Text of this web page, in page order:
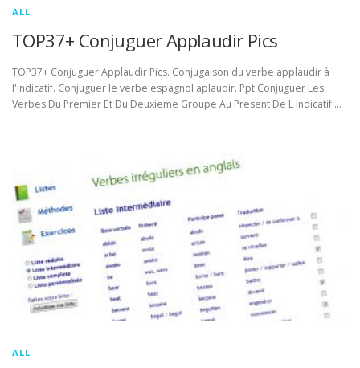
ALL
TOP37+ Conjuguer Applaudir Pics
TOP37+ Conjuguer Applaudir Pics. Conjugaison du verbe applaudir à
l'indicatif. Conjuguer le verbe espagnol aplaudir. Ppt Conjuguer Les
Verbes Du Premier Et Du Deuxieme Groupe Au Present De L Indicatif …
ALL